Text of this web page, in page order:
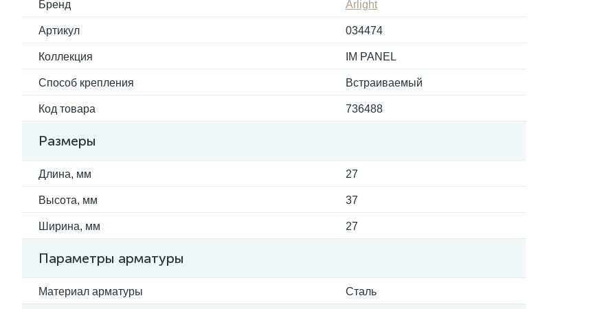
Бренд Arlight
Артикул 034474
Коллекция IM PANEL
Способ крепления Встраиваемый
Код товара 736488
Размеры
Длина, мм 27
Высота, мм 37
Ширина, мм 27
Параметры арматуры
Материал арматуры Сталь